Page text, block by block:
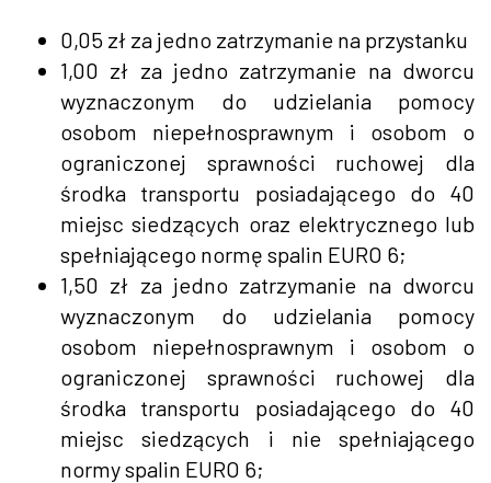
0,05 zł za jedno zatrzymanie na przystanku
1,00 zł za jedno zatrzymanie na dworcu
wyznaczonym do udzielania pomocy
osobom niepełnosprawnym i osobom o
ograniczonej sprawności ruchowej dla
środka transportu posiadającego do 40
miejsc siedzących oraz elektrycznego lub
spełniającego normę spalin EURO 6;
1,50 zł za jedno zatrzymanie na dworcu
wyznaczonym do udzielania pomocy
osobom niepełnosprawnym i osobom o
ograniczonej sprawności ruchowej dla
środka transportu posiadającego do 40
miejsc siedzących i nie spełniającego
normy spalin EURO 6;